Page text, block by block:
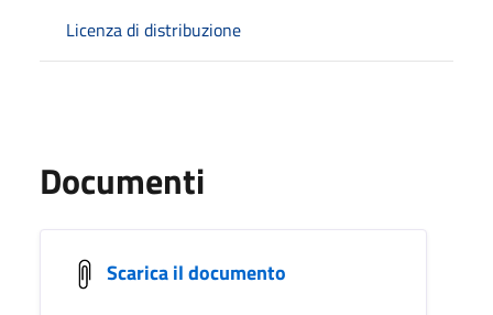
Licenza di distribuzione
Documenti
Scarica il documento